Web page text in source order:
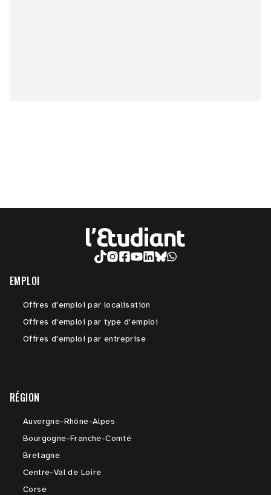
EMPLOI
Offres d'emploi par localisation
Offres d'emploi par type d'emploi
Offres d'emploi par entreprise
RÉGION
Auvergne-Rhône-Alpes
Bourgogne-Franche-Comté
Bretagne
Centre-Val de Loire
Corse